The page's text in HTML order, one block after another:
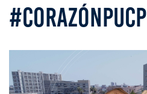
#CORAZÓNPUCP